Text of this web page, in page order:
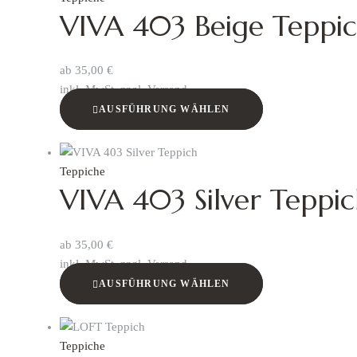
VIVA 403 Beige
ab 35,00 €
inkl. MwSt. zzgl. Versand
AUSFÜHRUNG WÄHLEN
Teppiche
VIVA 403 Silver
ab 35,00 €
inkl. MwSt. zzgl. Versand
AUSFÜHRUNG WÄHLEN
Teppiche